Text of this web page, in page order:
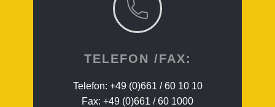
TELEFON /FAX:
Telefon: ​+49 (0)661 / 60 10 10
Fax: ​+49 (0)661 / 60 1000